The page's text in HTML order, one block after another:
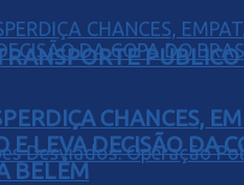
PÚBLICO
CHANCES,
E LEVA DECISÃO DA
BELÉM